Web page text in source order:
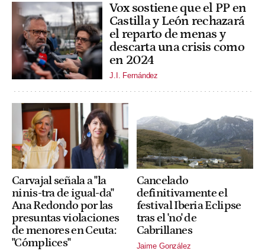
Vox sostiene que el PP en
Castilla y León rechazará
el reparto de menas y
descarta una crisis como
en 2024
J.I. Fernández
Carvajal señala a "la
ninis-tra de igual-da"
Ana Redondo por las
presuntas violaciones
de menores en Ceuta:
"Cómplices"
Cancelado
definitivamente el
festival Iberia Eclipse
tras el 'no' de
Cabrillanes
Jaime González